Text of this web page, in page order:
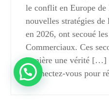
le conflit en Europe de
nouvelles stratégies
en 2026, ont secoué
Commerciaux. Ces
lumière une vérité […]
Connectez-vous pour